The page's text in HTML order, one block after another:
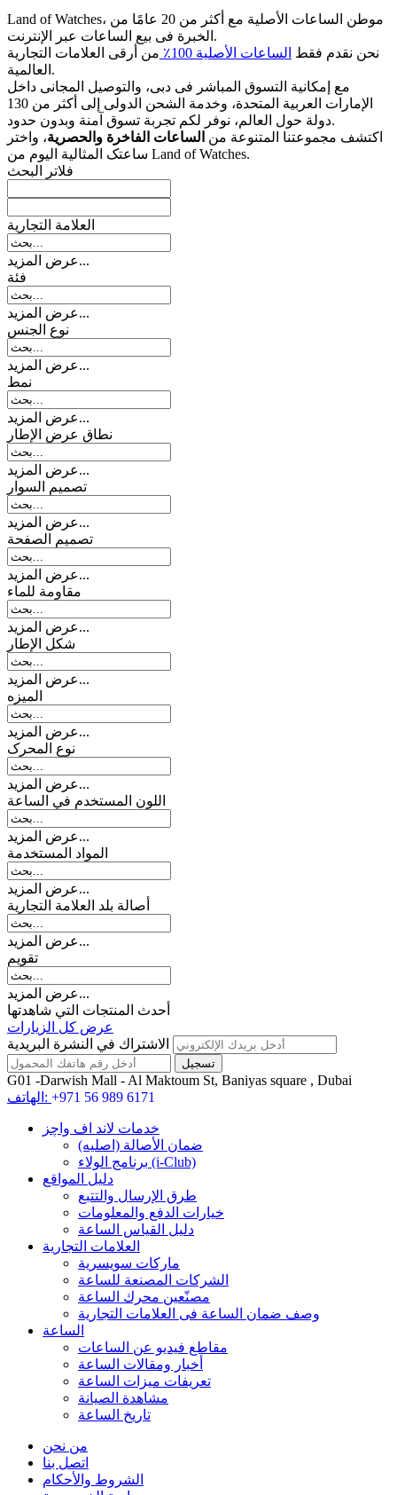
Land of Watches، موطن الساعات الأصلیة مع أکثر من 20 عامًا من
الخبرة فی بیع الساعات عبر الإنترنت.
نحن نقدم فقط الساعات الأصلیة 100٪
من أرقى العلامات التجاریة
العالمیة.
مع إمکانیة التسوق المباشر فی دبی، والتوصیل المجانی داخل
الإمارات العربیة المتحدة، وخدمة الشحن الدولی إلى أکثر من 130
دولة حول العالم، نوفر لکم تجربة تسوق آمنة وبدون حدود.
اکتشف مجموعتنا المتنوعة من الساعات الفاخرة والحصریة، واختر
ساعتک المثالیة الیوم من Land of Watches.
فلاتر البحث
العلامة التجارية
عرض المزيد...
فئة
عرض المزيد...
نوع الجنس
عرض المزيد...
نمط
عرض المزيد...
نطاق عرض الإطار
عرض المزيد...
تصمیم السوار
عرض المزيد...
تصميم الصفحة
عرض المزيد...
مقاومة للماء
عرض المزيد...
شكل الإطار
عرض المزيد...
المیزه
عرض المزيد...
نوع المحرک
عرض المزيد...
اللون المستخدم في الساعة
عرض المزيد...
المواد المستخدمة
عرض المزيد...
أصالة بلد العلامة التجارية
عرض المزيد...
تقويم
عرض المزيد...
أحدث المنتجات التي شاهدتها
عرض كل الزيارات
الاشتراك في النشرة البريدية
G01 -Darwish Mall - Al Maktoum St, Baniyas square , Dubai
الهاتف: +971 56 989 6171
خدمات لاند اف واچز
ضمان الأصالة (اصلیه)
برنامج الولاء (i-Club)
دليل المواقع
طرق الإرسال والتتبع
خيارات الدفع والمعلومات
دليل القياس الساعة
العلامات التجارية
ماركات سويسرية
الشركات المصنعة للساعة
مصنّعين محرك الساعة
وصف ضمان الساعة فی العلامات التجارية
الساعة
مقاطع فيديو عن الساعات
أخبار ومقالات الساعة
تعريفات ميزات الساعة
مشاهدة الصيانة
تاريخ الساعة
من نحن
اتصل بنا
الشروط والأحكام